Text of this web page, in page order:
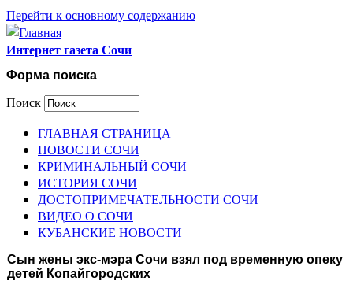
Перейти к основному содержанию
Интернет газета Сочи
Форма поиска
Поиск
ГЛАВНАЯ СТРАНИЦА
НОВОСТИ СОЧИ
КРИМИНАЛЬНЫЙ СОЧИ
ИСТОРИЯ СОЧИ
ДОСТОПРИМЕЧАТЕЛЬНОСТИ СОЧИ
ВИДЕО О СОЧИ
КУБАНСКИЕ НОВОСТИ
Сын жены экс-мэра Сочи взял под временную опеку
детей Копайгородских